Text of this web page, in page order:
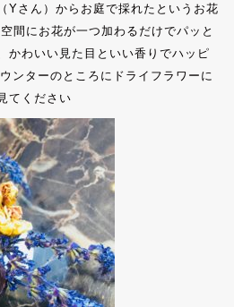
Yさん）からお庭で採れたというお花
間にお花が一つ加わるだけでパッと
かわいい見た目といい香りでハッピ
ンターのところにドライフラワーに
てください